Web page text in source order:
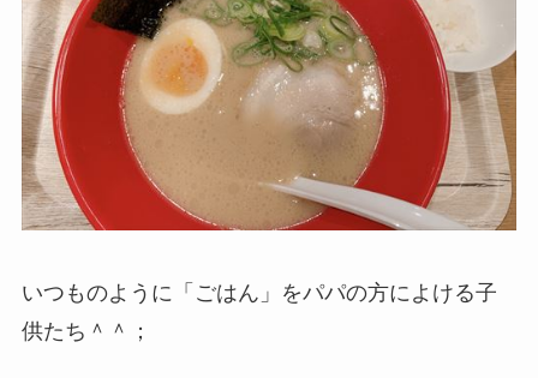
いつものように「ごはん」をパパの方によける子
供たち＾＾；